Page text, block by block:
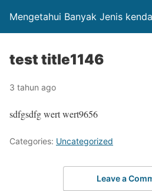
Mengetahui Banyak Jenis
test title1146
3 tahun ago
sdfgsdfg wert wert9656
Categories: Uncategorized
Leave a